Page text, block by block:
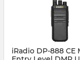
iRadio DP-888 CE